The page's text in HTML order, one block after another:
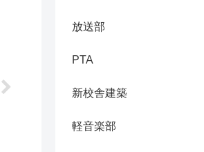
放送部
PTA
新校舎建築
軽音楽部